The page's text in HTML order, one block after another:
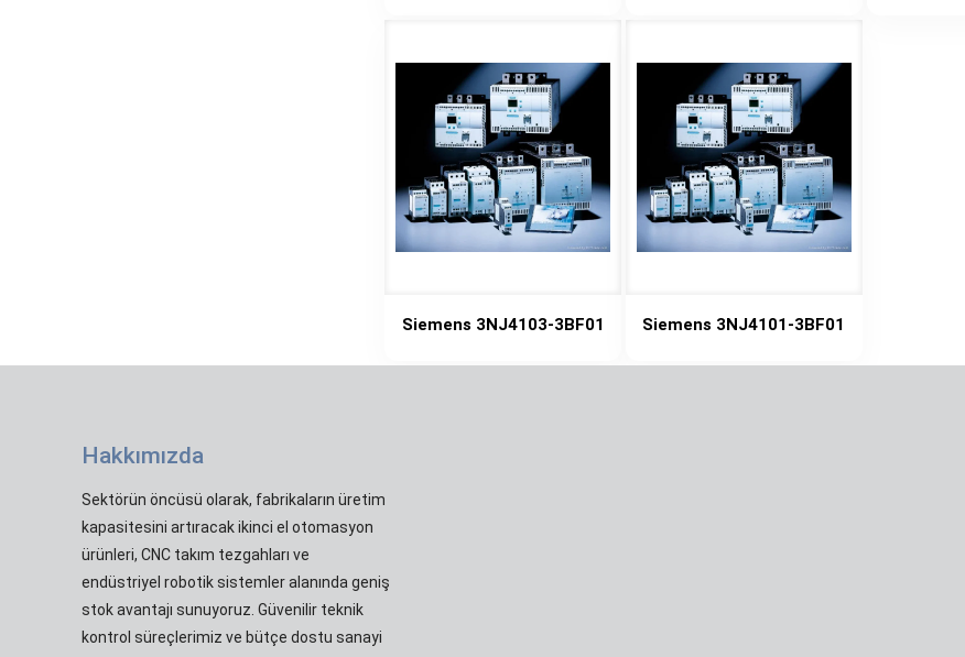
Siemens 3NJ4103-3BF01 Siemens 3NJ4101-3BF01
Hakkımızda
Sektörün öncüsü olarak, fabrikaların üretim
kapasitesini artıracak ikinci el otomasyon
ürünleri, CNC takım tezgahları ve
endüstriyel robotik sistemler alanında geniş
stok avantajı sunuyoruz. Güvenilir teknik
kontrol süreçlerimiz ve bütçe dostu sanayi